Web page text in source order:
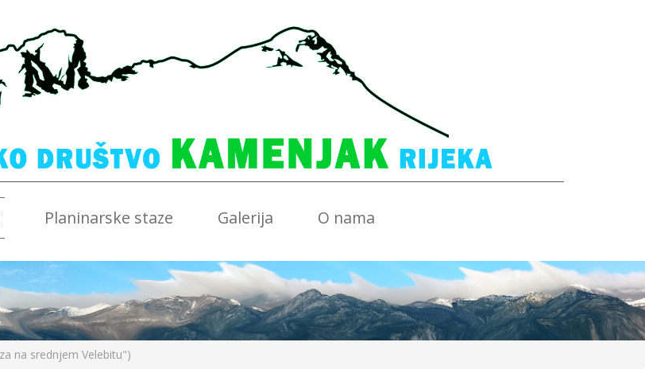
Planinarske staze Galerija O nama
na srednjem Velebitu")